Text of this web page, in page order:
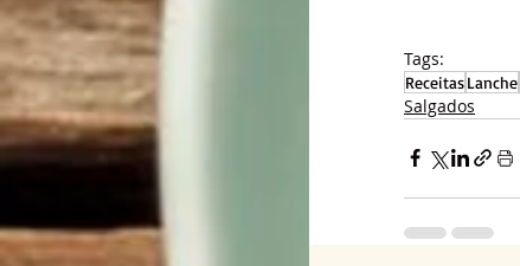
Tags:
ReceitasLanche
Salgados